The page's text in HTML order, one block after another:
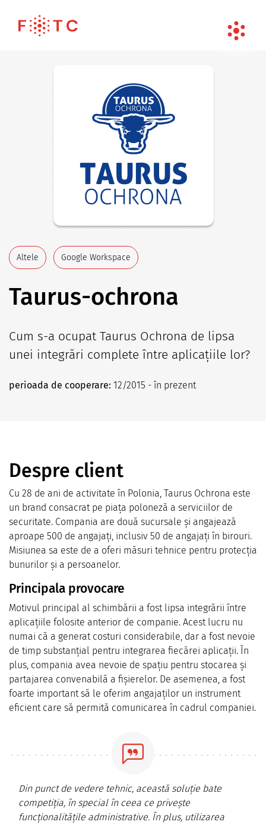
Altele Google Workspace
Taurus-ochrona
Cum s-a ocupat Taurus Ochrona de lipsa
unei integrări complete între aplicațiile lor?
perioada de cooperare: 12/2015 - în prezent
Despre client
Cu 28 de ani de activitate în Polonia, Taurus Ochrona este
un brand consacrat pe piața poloneză a serviciilor de
securitate. Compania are două sucursale și angajează
aproape 500 de angajați, inclusiv 50 de angajați în birouri.
Misiunea sa este de a oferi măsuri tehnice pentru protecția
bunurilor și a persoanelor.
Principala provocare
Motivul principal al schimbării a fost lipsa integrării între
aplicațiile folosite anterior de companie. Acest lucru nu
numai că a generat costuri considerabile, dar a fost nevoie
de timp substanțial pentru integrarea fiecărei aplicații. În
plus, compania avea nevoie de spațiu pentru stocarea și
partajarea convenabilă a fișierelor. De asemenea, a fost
foarte important să le oferim angajaților un instrument
eficient care să permită comunicarea în cadrul companiei.
Din punct de vedere tehnic, această soluție bate
competiția, în special în ceea ce privește
funcționalitățile administrative. În plus, utilizarea